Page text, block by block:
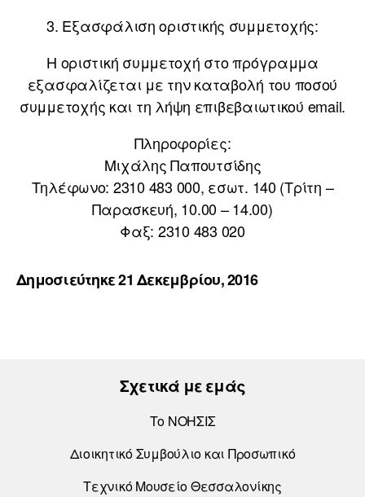
3. Εξασφάλιση οριστικής συμμετοχής:
Η οριστική συμμετοχή στο πρόγραμμα
εξασφαλίζεται με την καταβολή του ποσού
συμμετοχής και τη λήψη επιβεβαιωτικού email.
Πληροφορίες:
Μιχάλης Παπουτσίδης
Τηλέφωνο: 2310 483 000, εσωτ. 140 (Τρίτη –
Παρασκευή, 10.00 – 14.00)
Φαξ: 2310 483 020
Δημοσιεύτηκε 21 Δεκεμβρίου, 2016
Σχετικά με εμάς
Το ΝΟΗΣΙΣ
Διοικητικό Συμβούλιο και Προσωπικό
Τεχνικό Μουσείο Θεσσαλονίκης